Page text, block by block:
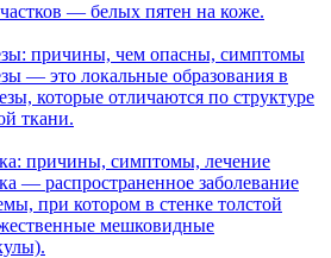
— белых пятен на коже.
причины, чем опасны, симптомы
— это локальные образования в
которые отличаются по структуре
ткани.
причины, симптомы, лечение
— распространенное заболевание
при котором в стенке толстой
мешковидные